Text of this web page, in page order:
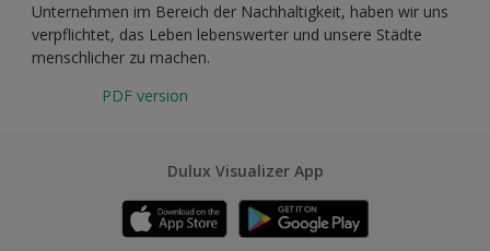
Unternehmen im Bereich der Nachhaltigkeit, haben wir uns
verpflichtet, das Leben lebenswerter und unsere Städte
menschlicher zu machen.
PDF version
Dulux Visualizer App